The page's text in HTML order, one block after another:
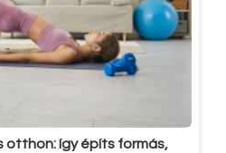
otthon: így építs formás,